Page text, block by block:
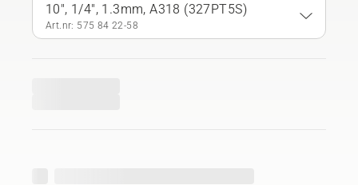
10", 1/4", 1.3mm, A318 (327PT5S)
Art.nr: 575 84 22‑58